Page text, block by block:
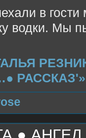
в
водки. Мы
РАССКАЗ'»